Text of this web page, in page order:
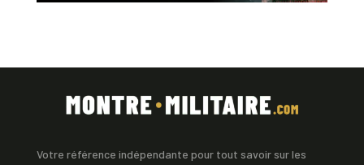
Votre référence indépendante pour tout savoir sur les